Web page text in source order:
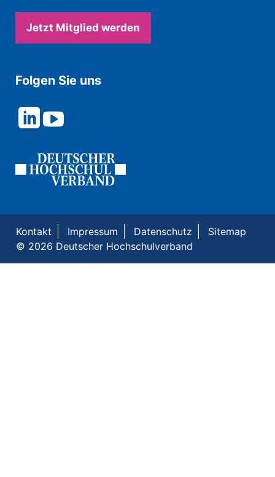
Jetzt Mitglied werden
Folgen Sie uns
Kontakt Impressum Datenschutz
Sitemap
© 2026 Deutscher Hochschulverband